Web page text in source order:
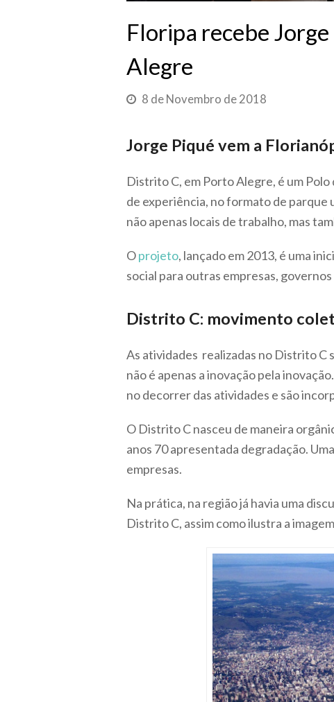
Floripa recebe
Alegre
8 de Novembro de 2018
Jorge Piqué vem a
Distrito C, em Porto Alegre, é um
de experiência, no formato de
não apenas locais de trabalho, mas
Oprojeto, lançado em 2013, é uma
social para outras empresas,
Distrito C: movimento
As atividades realizadas no Distrito C
não é apenas a inovação pela
no decorrer das atividades e são
O Distrito C nasceu de maneira
anos 70 apresentada degradação.
empresas.
Na prática, na região já havia uma
Distrito C, assim como ilustra a